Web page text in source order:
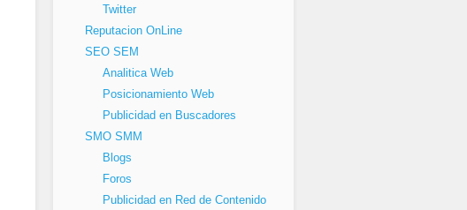
Twitter
Reputacion OnLine
SEO SEM
Analitica Web
Posicionamiento Web
Publicidad en Buscadores
SMO SMM
Blogs
Foros
Publicidad en Red de Contenido